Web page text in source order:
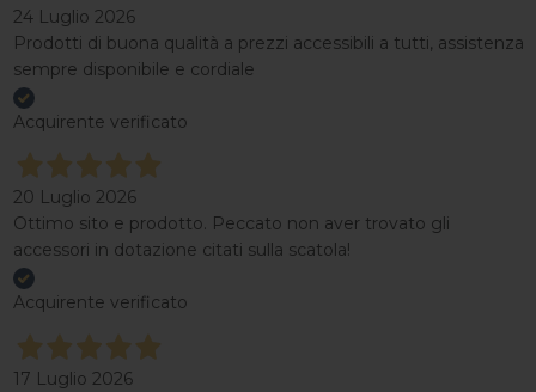
24 Luglio 2026
Prodotti di buona qualità a prezzi accessibili a tutti, assistenza
sempre disponibile e cordiale
Acquirente verificato
20 Luglio 2026
Ottimo sito e prodotto. Peccato non aver trovato gli
accessori in dotazione citati sulla scatola!
Acquirente verificato
17 Luglio 2026